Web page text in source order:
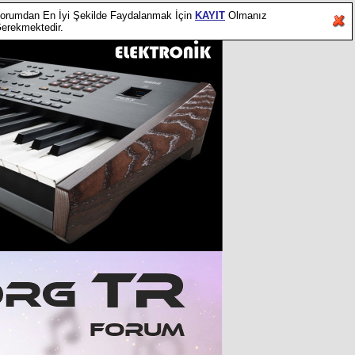
En İyi Şekilde Faydalanmak İçin KAYIT Olmanız